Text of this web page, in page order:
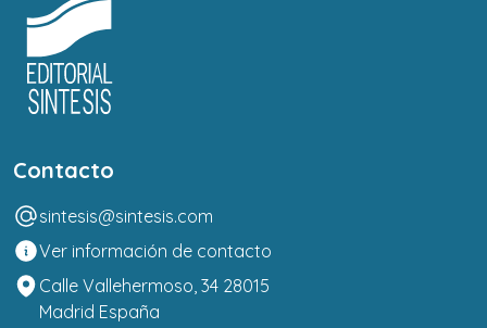
Contacto
sintesis@sintesis.com
Ver información de contacto
Calle Vallehermoso, 34 28015
Madrid España